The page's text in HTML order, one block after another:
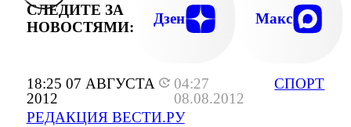
18:25 07 АВГУСТА
2012
04:27
08.08.2012
РЕДАКЦИЯ ВЕСТИ.РУ
СПОРТ
СЛЕДИТЕ ЗА
НОВОСТЯМИ:
Дзен Макс